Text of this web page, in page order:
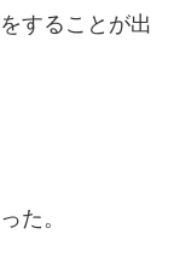
することが出
た。